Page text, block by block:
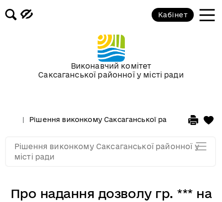
Виконавчий комітет
Саксаганської районної у місті ради
Кабінет
Рішення виконкому Саксаганської районної у місті
Про надання дозволу гр. *** на
Рішення виконкому Саксаганської районної у
місті ради
Засідання за 2015 рік
Засідання за 2014 рік
Засідання за 2013 рік
Засідання за 2011
Засідання за 2010